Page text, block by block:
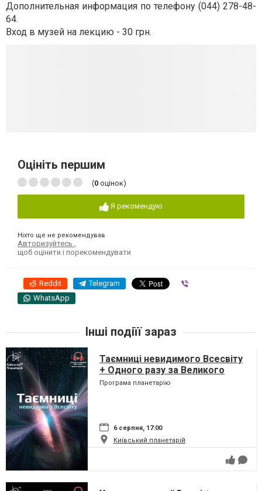
Дополнительная информация по телефону (044) 278-48-
64.
Вход в музей на лекцию - 30 грн.
Оцініть першим
(0 оцінок)
Я рекомендую
Ніхто ще не рекомендував
Авторизуйтесь
щоб оцінити і порекомендувати
Reddit Telegram
WhatsApp
Інші подіїї зараз
Таємниці невидимого Всесвіту
+ Одного разу за Великого
Вибуху
Програма планетарію
6 серпня, 17:00
Київський планетарій